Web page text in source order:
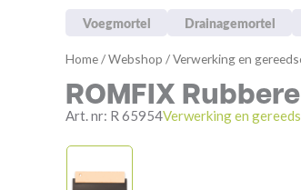
Voegmortel Drainagemortel
Home/Webshop /Verwerking en
ROMFIX
Art. nr: R 65954Verwerking en